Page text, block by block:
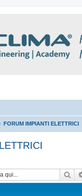
FORUM IMPIANTI ELETTRICI